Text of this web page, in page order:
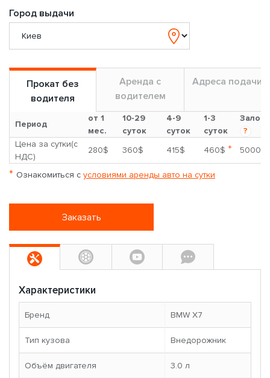
Город выдачи
Прокат без
водителя
Аренда с
водителем
Адреса подачи
Период
от 1
мес.
10-29
суток
4-9
суток
1-3
суток
Залог
?
Цена за сутки(с
НДС)
280$ 360$ 415$ 460$ * 5000$
* Ознакомиться с условиями аренды авто на сутки
Заказать
Характеристики
Бренд BMW X7
Тип кузова Внедорожник
Объём двигателя 3.0 л